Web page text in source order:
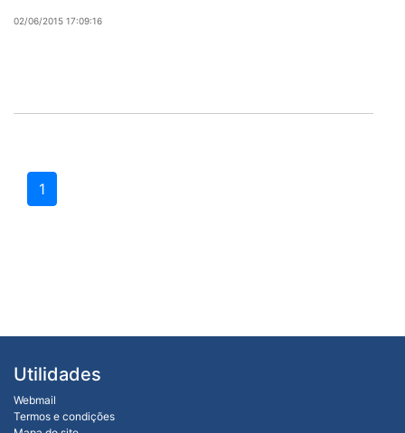
02/06/2015 17:09:16
1
Utilidades
Webmail
Termos e condições